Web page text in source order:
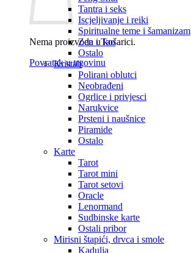
Nema proizvoda u košarici.
Povratak u trgovinu
Tantra i seks
Iscjeljivanje i reiki
Spiritualne teme i šamanizam
Zen i Tao
Ostalo
Kristali
Polirani oblutci
Neobrađeni
Ogrlice i privjesci
Narukvice
Prsteni i naušnice
Piramide
Ostalo
Karte
Tarot
Tarot mini
Tarot setovi
Oracle
Lenormand
Sudbinske karte
Ostali pribor
Mirisni štapići, drvca i smole
Kadulja